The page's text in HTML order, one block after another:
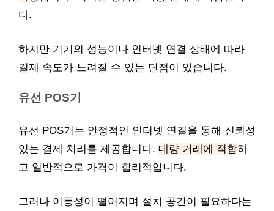
다.
하지만 기기의 성능이나 인터넷 연결 상태에 따라
결제 속도가 느려질 수 있는 단점이 있습니다.
유선 POS기
유선 POS기는 안정적인 인터넷 연결을 통해 신뢰성
있는 결제 처리를 제공합니다. 대량 거래에 적합하
고 일반적으로 가격이 합리적입니다.
그러나 이동성이 떨어지며 설치 공간이 필요하다는